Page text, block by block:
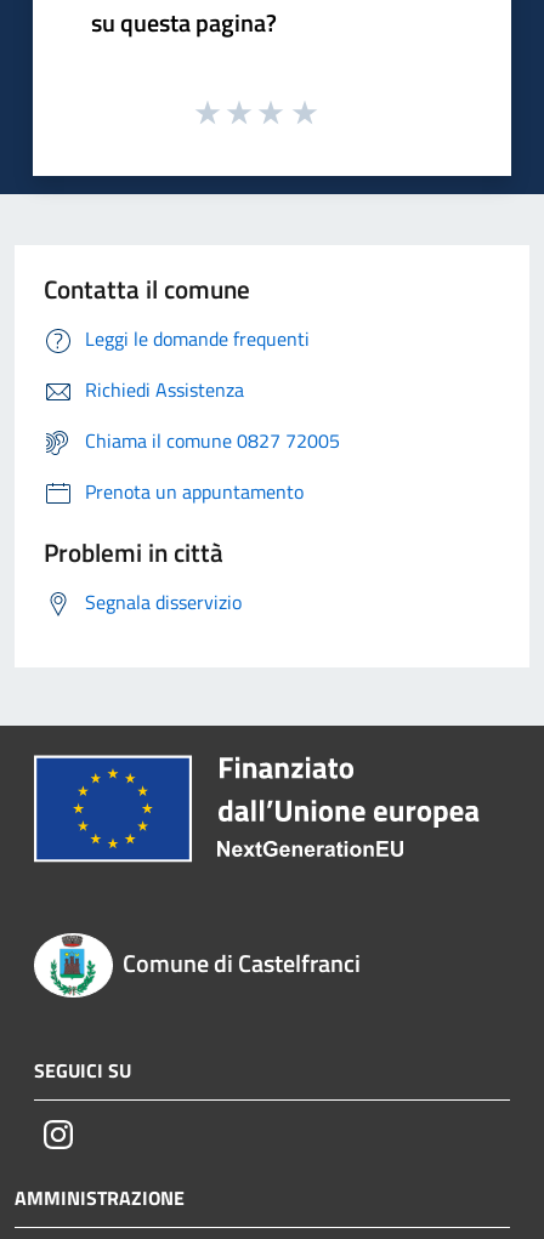
su questa pagina?
Contatta il comune
Leggi le domande frequenti
Richiedi Assistenza
Chiama il comune 0827 72005
Prenota un appuntamento
Problemi in città
Segnala disservizio
Comune di Castelfranci
SEGUICI SU
Instagram
AMMINISTRAZIONE